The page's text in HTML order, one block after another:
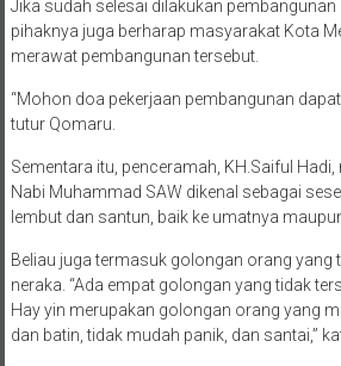
Jika sudah selesai dilakukan pembangunan
pihaknya juga berharap masyarakat Kota
merawat pembangunan tersebut.
“Mohon doa pekerjaan pembangunan
tutur Qomaru.
Sementara itu, penceramah, KH.Saiful
Nabi Muhammad SAW dikenal sebagai
lembut dan santun, baik ke umatnya
Beliau juga termasuk golongan orang yang
neraka. “Ada empat golongan yang tidak
Hay yin merupakan golongan orang yang
dan batin, tidak mudah panik, dan santai,”